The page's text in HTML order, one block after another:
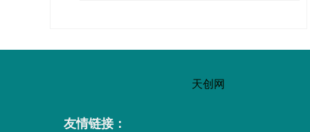
天创网
友情链接：